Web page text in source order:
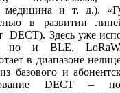
медицина и т. д.).
в развитии
DECT). Здесь уже
но и BLE,
в диапазоне
базового и
DECT –